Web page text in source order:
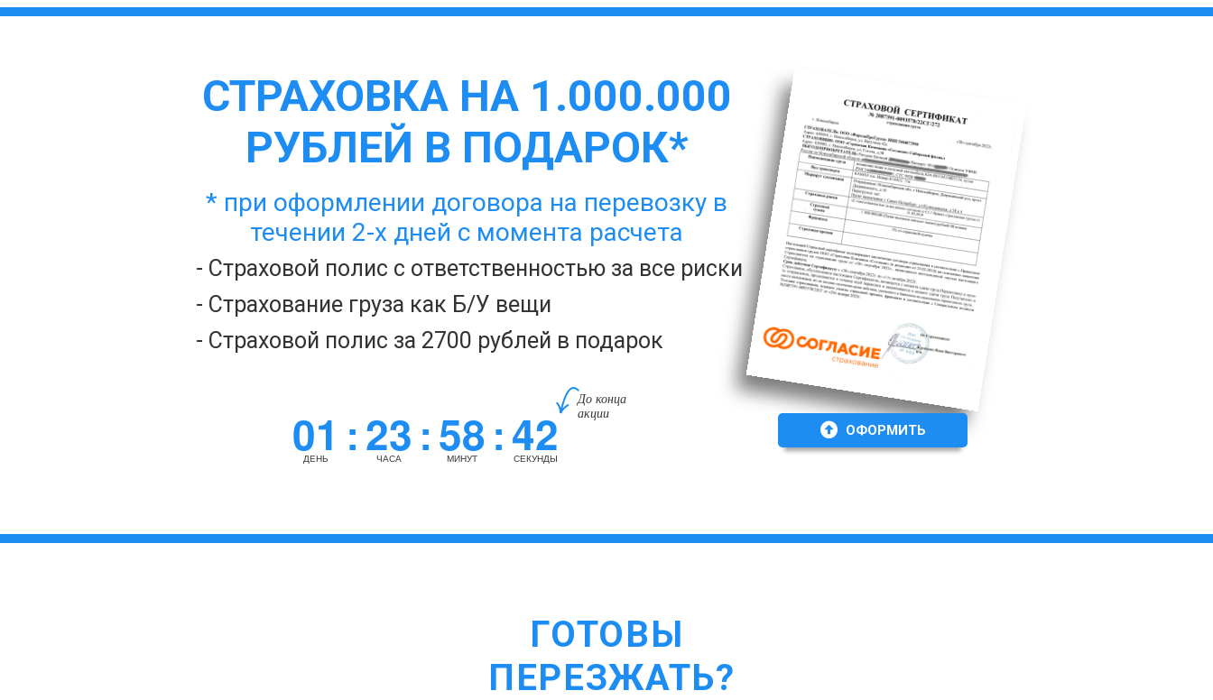
СТРАХОВКА НА 1.000.000
РУБЛЕЙ В ПОДАРОК*
* при оформлении договора на перевозку в
течении 2-х дней с момента расчета
- Страховой полис с ответственностью за все риски
- Страхование груза как Б/У вещи
- Страховой полис за 2700 рублей в подарок
ОФОРМИТЬ
До конца
акции
01:
ДЕНЬ 23:
ЧАСА 58:
МИНУТ 41
СЕКУНДА
ГОТОВЫ
ПЕРЕЗЖАТЬ?